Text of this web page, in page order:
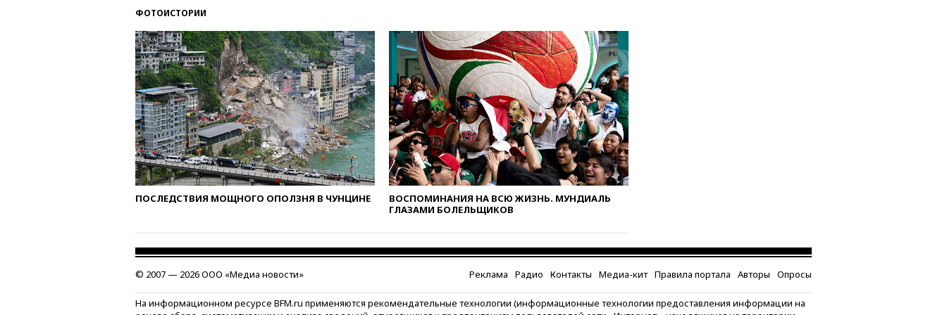
03:00МИД РФ: попытки Запада
рассорить Россию и Казахстан
обречены на провал
02:00Ни один водоем Англии
не соответствует нормам
химической безопасности
01:00 Трамп: США сами
нуждаются в дальнобойных
ракетах и системах Patriot
00:01
Трамп заявил о
необходимости пополнения
арсенала США
вчера, 23:28
признать «Яблоко»
ребенок и женщина погибли
при падении деревьев во
время урагана
ФОТОИСТОРИИ
ПОСЛЕДСТВИЯ МОЩНОГО ОПОЛЗНЯ В ЧУНЦИНЕ
ВОСПОМИНАНИЯ НА ВСЮ ЖИЗНЬ. МУНДИАЛЬ
ГЛАЗАМИ БОЛЕЛЬЩИКОВ
© 2007 — 2026 ООО «Медиа новости» Реклама Радио Контакты Медиа-кит Правила портала Авторы Опросы
На информационном ресурсе BFM.ru применяются рекомендательные технологии (информационные технологии предоставления информации на